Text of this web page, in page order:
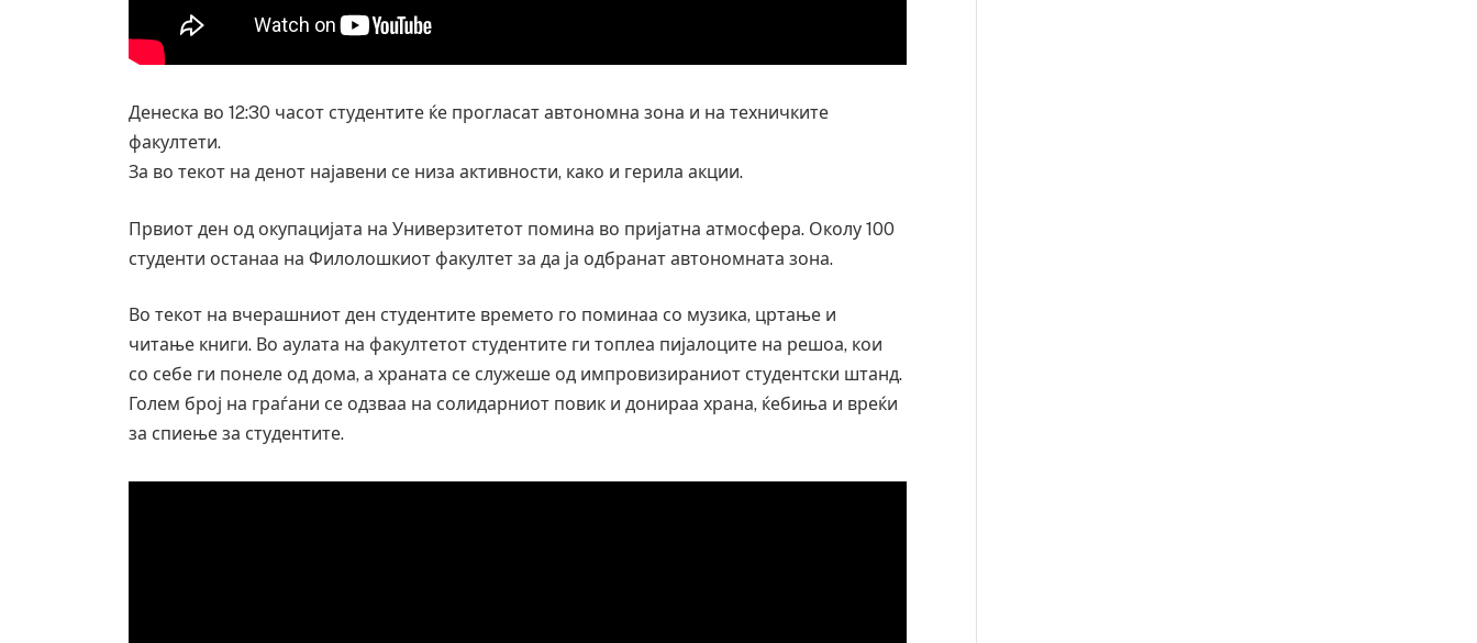
Денеска во 12:30 часот студентите ќе прогласат автономна зона и на техничките
факултети.
За во текот на денот најавени се низа активности, како и герила акции.
Првиот ден од окупацијата на Универзитетот помина во пријатна атмосфера. Околу 100
студенти останаа на Филолошкиот факултет за да ја одбранат автономната зона.
Во текот на вчерашниот ден студентите времето го поминаа со музика, цртање и
читање книги. Во аулата на факултетот студентите ги топлеа пијалоците на решоа, кои
со себе ги понеле од дома, а храната се служеше од импровизираниот студентски штанд.
Голем број на граѓани се одзваа на солидарниот повик и донираа храна, ќебиња и вреќи
за спиење за студентите.